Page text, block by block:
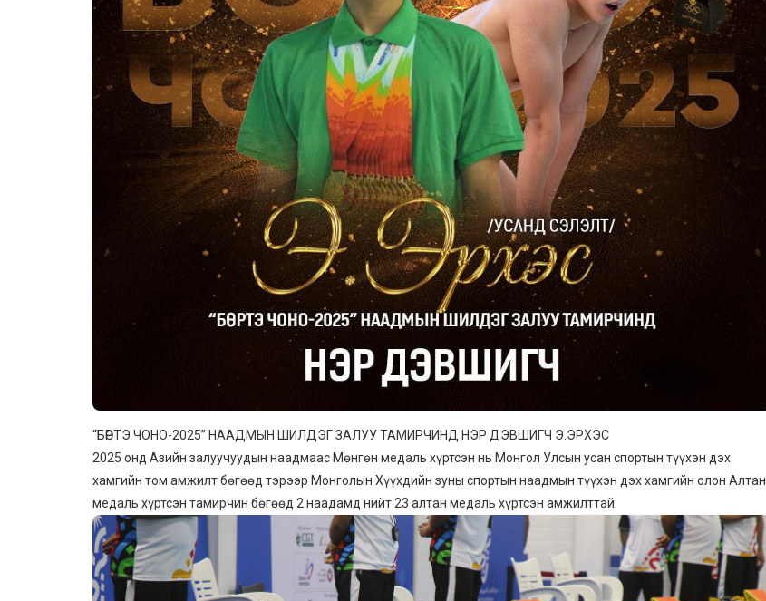
“БӨРТЭ ЧОНО-2025” НААДМЫН ШИЛДЭГ ЗАЛУУ ТАМИРЧИНД НЭР ДЭВШИГЧ Э.ЭРХЭС
2025 онд Азийн залуучуудын наадмаас Мөнгөн медаль хүртсэн нь Монгол Улсын усан спортын түүхэн дэх
хамгийн том амжилт бөгөөд тэрээр Монголын Хүүхдийн зуны спортын наадмын түүхэн дэх хамгийн олон Алтан
медаль хүртсэн тамирчин бөгөөд 2 наадамд нийт 23 алтан медаль хүртсэн амжилттай.